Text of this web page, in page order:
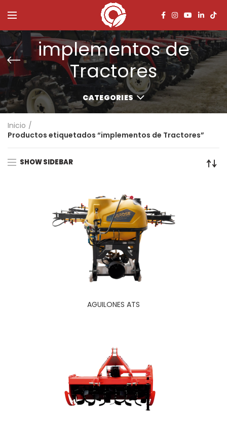
implementos de
Tractores
CATEGORIES
Inicio
Productos etiquetados “implementos de Tractores”
SHOW SIDEBAR
AGUILONES ATS